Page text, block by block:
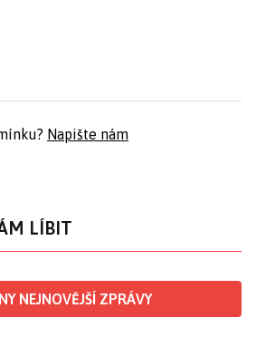
Napište nám
LÍBIT
NEJNOVĚJŠÍ ZPRÁVY